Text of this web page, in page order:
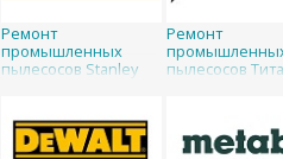
Ремонт
промышленных
пылесосов Stanley
Ремонт
пылесосов